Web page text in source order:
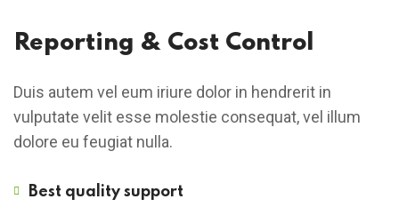
Reporting & Cost Control
Duis autem vel eum iriure dolor in hendrerit in
vulputate velit esse molestie consequat, vel illum
dolore eu feugiat nulla.
Best quality support